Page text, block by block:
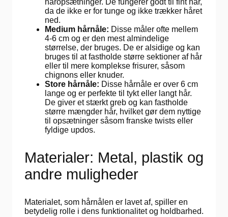
håropsætninger. De fungerer godt til fint hår,
da de ikke er for tunge og ikke trækker håret
ned.
Medium hårnåle: Disse måler ofte mellem
4-6 cm og er den mest almindelige
størrelse, der bruges. De er alsidige og kan
bruges til at fastholde større sektioner af hår
eller til mere komplekse frisurer, såsom
chignons eller knuder.
Store hårnåle: Disse hårnåle er over 6 cm
lange og er perfekte til tykt eller langt hår.
De giver et stærkt greb og kan fastholde
større mængder hår, hvilket gør dem nyttige
til opsætninger såsom franske twists eller
fyldige updos.
Materialer: Metal, plastik og
andre muligheder
Materialet, som hårnålen er lavet af, spiller en
betydelig rolle i dens funktionalitet og holdbarhed.